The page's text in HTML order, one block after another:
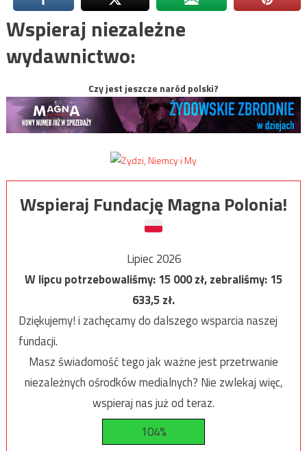
Wspieraj niezależne
wydawnictwo:
Czy jest jeszcze naród polski?
Wspieraj Fundację Magna Polonia!
Lipiec 2026
W lipcu potrzebowaliśmy:15 000zł, zebraliśmy:15
633,5zł.
Dziękujemy! i zachęcamy do dalszego wsparcia naszej
fundacji.
Masz świadomość tego jak ważne jest przetrwanie
niezależnych ośrodków medialnych? Nie zwlekaj więc,
wspieraj nas już od teraz.
104%